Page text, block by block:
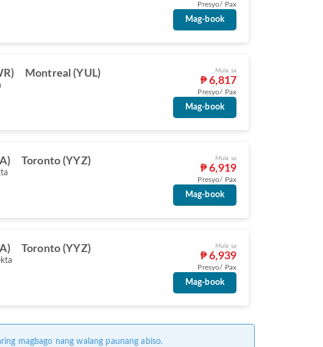
Presyo/ Pax
Mag-book
Montreal (YUL) Mula sa
₱ 6,817
Presyo/ Pax
Mag-book
Toronto (YYZ) Mula sa
₱ 6,919
Presyo/ Pax
Mag-book
Toronto (YYZ) Mula sa
₱ 6,939
Presyo/ Pax
Mag-book
magbago nang walang paunang abiso.